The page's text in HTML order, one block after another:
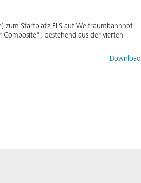
zum Startplatz ELS auf Weltraumbahnhof
bestehend aus der vierten
Download